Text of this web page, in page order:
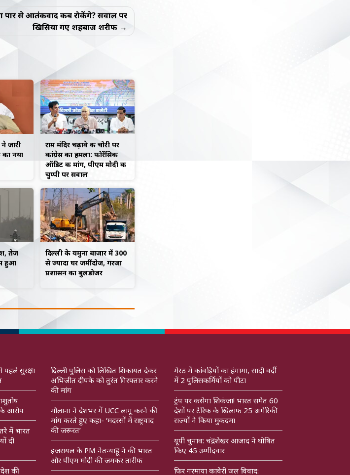
पार से आतंकवाद कब रोकेंगे? सवाल पर
खिसिया गए शहबाज शरीफ
जारी
नया
राम मंदिर चढ़ावे की चोरी पर
कांग्रेस का हमला: फोरेंसिक
ऑडिट की मांग, पीएम मोदी की
चुप्पी पर सवाल
तेज
हुआ
दिल्ली के यमुना बाजार में 300
से ज्यादा घर जमींदोज, गरजा
प्रशासन का बुलडोजर
पहले सुरक्षा
के आरोप
में भारत
दी
की
दिल्ली पुलिस को लिखित शिकायत देकर
अभिजीत दीपके को तुरंत गिरफ्तार करने
की मांग
मौलाना ने देशभर में UCC लागू करने की
मांग करते हुए कहा- ‘मदरसों में राष्ट्रवाद
की जरूरत’
इजरायल के PM नेतन्याहू ने की भारत
और पीएम मोदी की जमकर तारीफ
मेरठ में कांवड़ियों का हंगामा, सादी वर्दी
में 2 पुलिसकर्मियों को पीटा
ट्रंप पर कसेगा शिकंजा! भारत समेत 60
देशों पर टैरिफ के खिलाफ 25 अमेरिकी
राज्यों ने किया मुकदमा
यूपी चुनाव: चंद्रशेखर आजाद ने घोषित
किए 45 उम्मीदवार
फिर गरमाया कावेरी जल विवाद: